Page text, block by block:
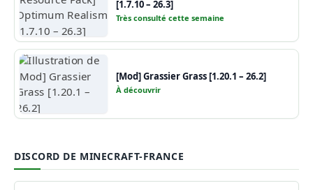
[1.7.10 – 26.3]
Très consulté cette semaine
[Mod] Grassier Grass [1.20.1 – 26.2]
À découvrir
DISCORD DE MINECRAFT-FRANCE